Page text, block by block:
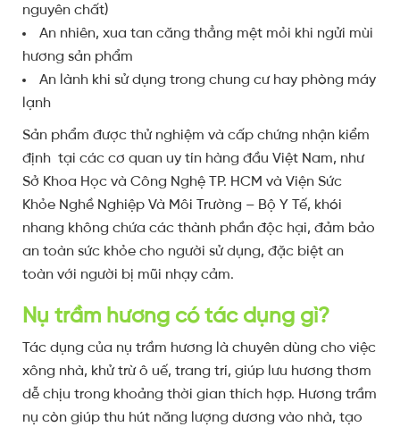
nguyên chất)
An nhiên, xua tan căng thẳng mệt mỏi khi ngửi mùi
hương sản phẩm
An lành khi sử dụng trong chung cư hay phòng máy
lạnh
Sản phẩm được thử nghiệm và cấp chứng nhận kiểm
định tại các cơ quan uy tín hàng đầu Việt Nam, như
Sở Khoa Học và Công Nghệ TP. HCM và Viện Sức
Khỏe Nghề Nghiệp Và Môi Trường – Bộ Y Tế, khói
nhang không chứa các thành phần độc hại, đảm bảo
an toàn sức khỏe cho người sử dụng, đặc biệt an
toàn với người bị mũi nhạy cảm.
Nụ trầm hương có tác dụng gì?
Tác dụng của nụ trầm hương là chuyên dùng cho việc
xông nhà, khử trừ ô uế, trang trí, giúp lưu hương thơm
dễ chịu trong khoảng thời gian thích hợp. Hương trầm
nụ còn giúp thu hút năng lượng dương vào nhà, tạo